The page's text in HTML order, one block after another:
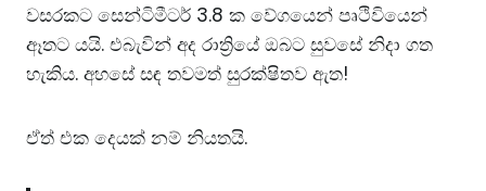
වසරකට සෙන්ටිමීටර් 3.8 ක වේගයෙන් පෘථිවියෙන්
ඈතට යයි. එබැවින් අද රාත්‍රියේ ඔබට සුවසේ නිදා ගත
හැකිය. අහසේ සඳ තවමත් සුරක්ෂිතව ඇත!
ඒත් එක දෙයක් නම් නියතයි.